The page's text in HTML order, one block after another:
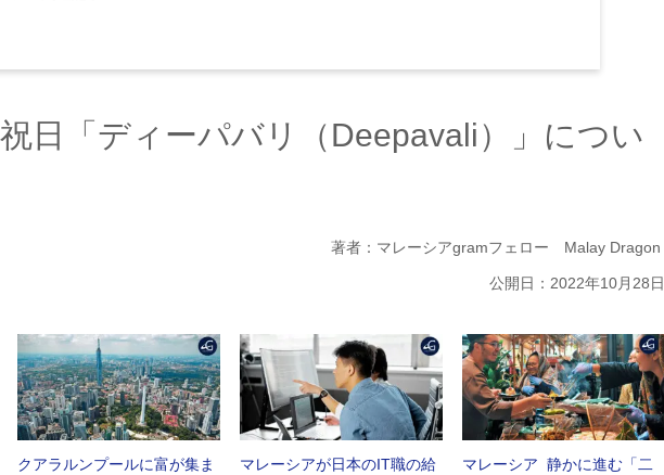
日「ディーパバリ（Deepavali）」につい
著者：マレーシアgramフェロー Malay Dragon
公開日：2022年10月28日
クアラルンプールに富が集ま
マレーシアが日本のIT職の給
マレーシア 静かに進む「二